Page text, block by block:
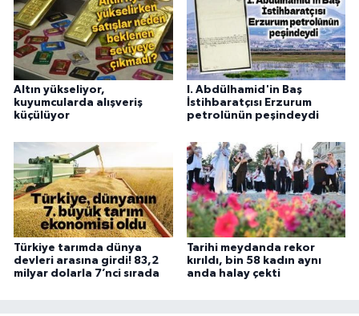
Altın yükseliyor,
kuyumcularda alışveriş
küçülüyor
I. Abdülhamid'in Baş
İstihbaratçısı Erzurum
petrolünün peşindeydi
Türkiye tarımda dünya
devleri arasına girdi! 83,2
milyar dolarla 7’nci sırada
Tarihi meydanda rekor
kırıldı, bin 58 kadın aynı
anda halay çekti